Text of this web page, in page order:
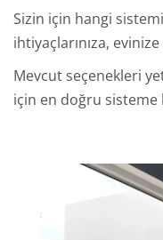
Sizin için hangi
ihtiyaçlarınıza, evinize
Mevcut seçenekleri
için en doğru